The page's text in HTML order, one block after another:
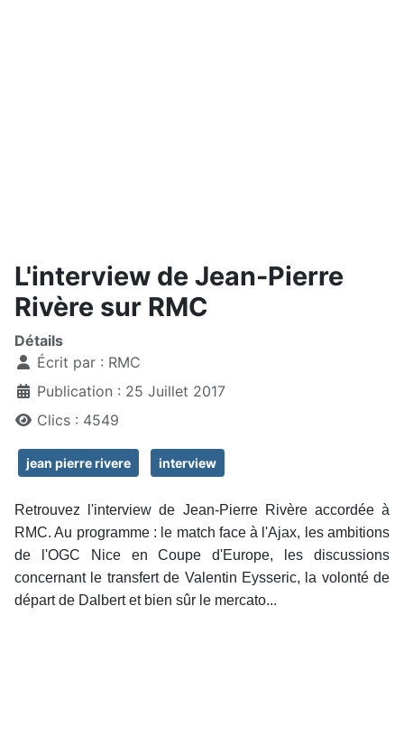
L'interview de Jean-Pierre
Rivère sur RMC
Détails
Écrit par : RMC
Publication : 25 Juillet 2017
Clics : 4549
jean pierre rivere interview
Retrouvez l'interview de Jean-Pierre Rivère accordée à
RMC. Au programme : le match face à l'Ajax, les ambitions
de l'OGC Nice en Coupe d'Europe, les discussions
concernant le transfert de Valentin Eysseric, la volonté de
départ de Dalbert et bien sûr le mercato...